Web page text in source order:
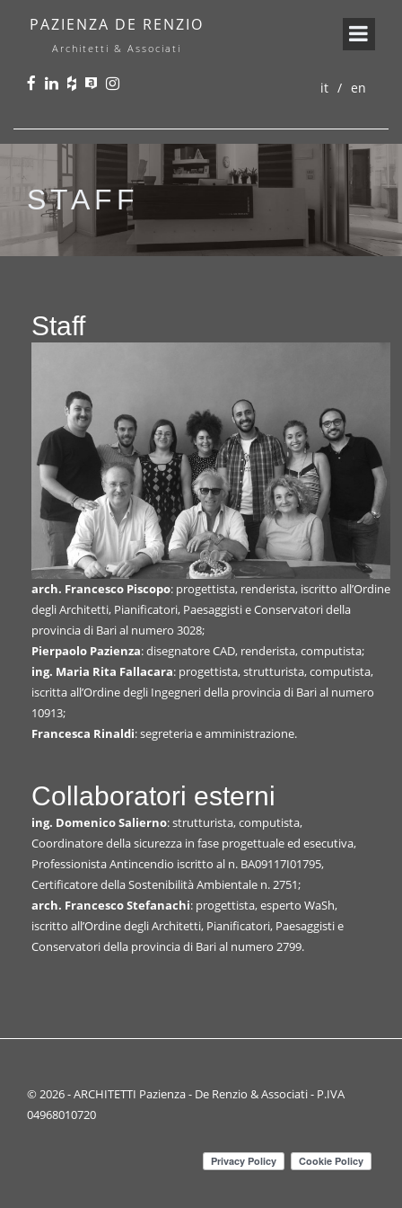
PAZIENZA DE RENZIO
Architetti & Associati
it en
STAFF
Staff
arch. Francesco Piscopo: progettista, renderista, iscritto all’Ordine
degli Architetti, Pianificatori, Paesaggisti e Conservatori della
provincia di Bari al numero 3028;
Pierpaolo Pazienza: disegnatore CAD, renderista, computista;
ing. Maria Rita Fallacara: progettista, strutturista, computista,
iscritta all’Ordine degli Ingegneri della provincia di Bari al numero
10913;
Francesca Rinaldi: segreteria e amministrazione.
Collaboratori esterni
ing. Domenico Salierno: strutturista, computista,
Coordinatore della sicurezza in fase progettuale ed esecutiva,
Professionista Antincendio iscritto al n. BA09117I01795,
Certificatore della Sostenibilità Ambientale n. 2751;
arch. Francesco Stefanachi: progettista, esperto WaSh,
iscritto all’Ordine degli Architetti, Pianificatori, Paesaggisti e
Conservatori della provincia di Bari al numero 2799.
© 2026 - ARCHITETTI Pazienza - De Renzio & Associati - P.IVA
04968010720